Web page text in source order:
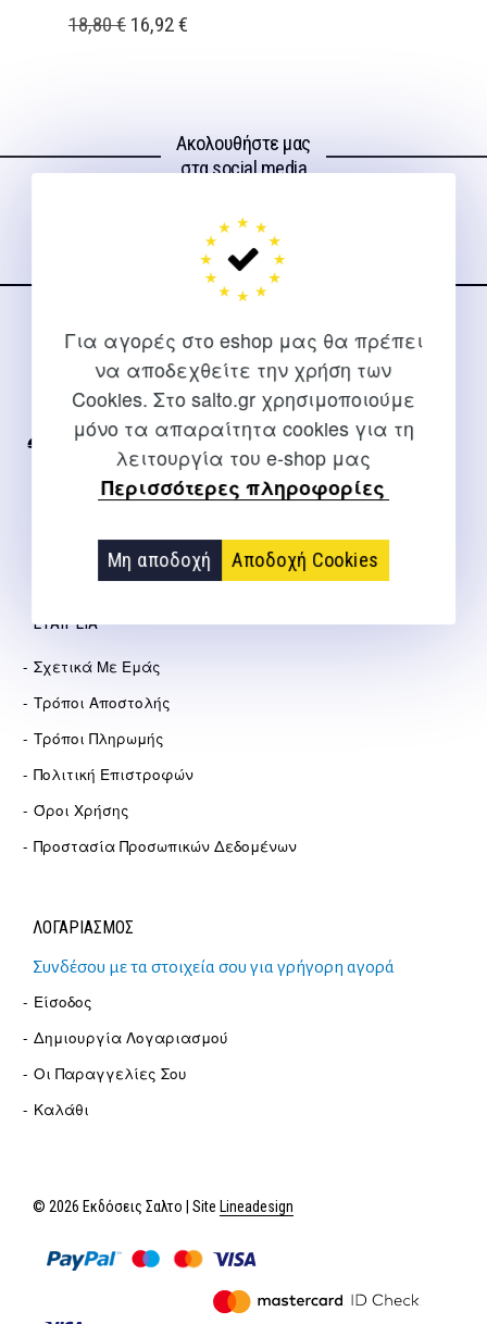
Για αγορές στο eshop μας θα πρέπει
να αποδεχθείτε την χρήση των
Cookies. Στο salto.gr χρησιμοποιούμε
μόνο τα απαραίτητα cookies για τη
λειτουργία του e-shop μας
Περισσότερες πληροφορίες
Μη αποδοχή Αποδοχή Cookies
18,80€ Original
16,92€Η
16,92 €.
Ακολουθήστε μας
στα social media
ΕΠΙΚΟΙΝΩΝΊΑ
Για διευκρινίσεις και υποστήριξη παραγγελιών μέσω του
Internet
2310 267108
info@salto.gr
Αγγελάκη 21, Θεσσαλονίκη
ΕΤΑΙΡΕΊΑ
Σχετικά Με Εμάς
Τρόποι Αποστολής
Τρόποι Πληρωμής
Πολιτική Επιστροφών
Όροι Χρήσης
Προστασία Προσωπικών Δεδομένων
ΛΟΓΑΡΙΑΣΜΟΣ
Συνδέσου με τα στοιχεία σου για γρήγορη αγορά
Είσοδος
Δημιουργία Λογαριασμού
Οι Παραγγελίες Σου
Καλάθι
© 2026 Εκδόσεις Σαλτο | Site Lineadesign